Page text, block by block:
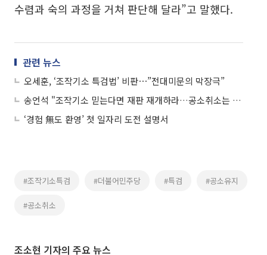
수렴과 숙의 과정을 거쳐 판단해 달라”고 말했다.
관련 뉴스
오세훈, ‘조작기소 특검법’ 비판⋯”전대미문의 막장극”
송언석 "조작기소 믿는다면 재판 재개하라…공소취소는 자백"
‘경험 無도 환영’ 첫 일자리 도전 설명서
#조작기소특검 #더불어민주당 #특검 #공소유지
#공소취소
조소현 기자의 주요 뉴스